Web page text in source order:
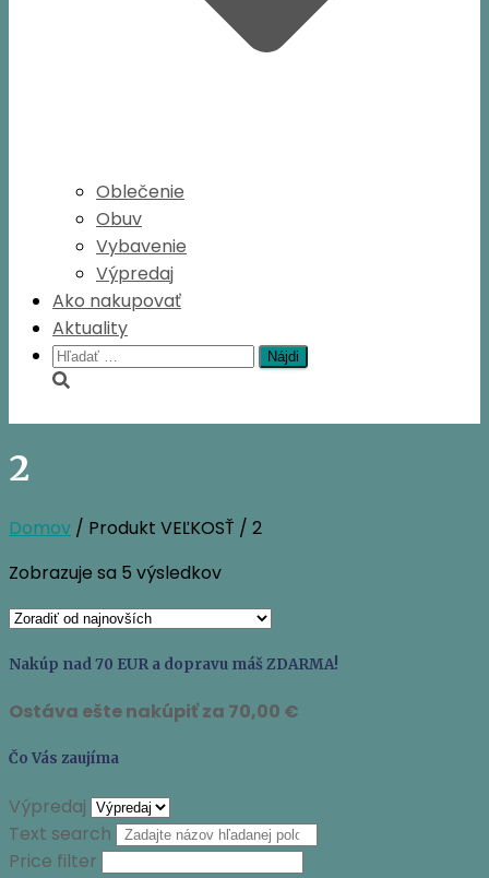
Oblečenie
Obuv
Vybavenie
Výpredaj
Ako nakupovať
Aktuality
Hľadať:
2
Domov / Produkt VEĽKOSŤ / 2
Zobrazuje sa 5 výsledkovZoradené
najnovších
Nakúp nad 70 EUR a dopravu máš ZDARMA!
Ostáva ešte nakúpiť za 70,00 €
Čo Vás zaujíma
Výpredaj
Text search
Price filter